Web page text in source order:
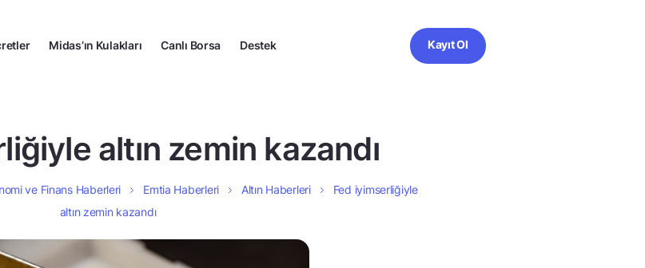
Midas’ın Kulakları Canlı Borsa Destek Kayıt Ol
altın zemin kazandı
ve Finans Haberleri Emtia Haberleri Altın Haberleri
Fed iyimserliğiyle
altın zemin kazandı